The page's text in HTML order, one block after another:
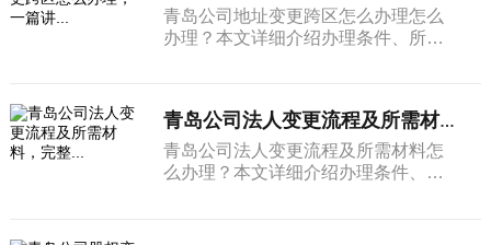
青岛公司地址变更跨区怎么办理怎么
办理？本文详细介绍办理条件、所需
青岛公司法人变更流程及所需材料，完整...
青岛公司法人变更流程及所需材料怎
么办理？本文详细介绍办理条件、所